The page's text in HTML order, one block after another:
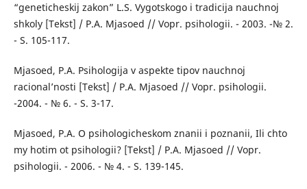
“geneticheskij zakon” L.S. Vygotskogo i tradicija nauchnoj
shkoly [Tekst] / P.A. Mjasoed // Vopr. psihologii. - 2003. -№ 2.
- S. 105-117.
Mjasoed, P.A. Psihologija v aspekte tipov nauchnoj
racional’nosti [Tekst] / P.A. Mjasoed // Vopr. psihologii.
-2004. - № 6. - S. 3-17.
Mjasoed, P.A. O psihologicheskom znanii i poznanii, Ili chto
my hotim ot psihologii? [Tekst] / P.A. Mjasoed // Vopr.
psihologii. - 2006. - № 4. - S. 139-145.